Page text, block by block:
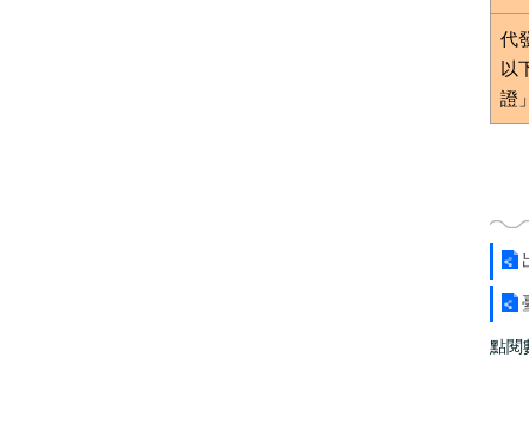
代
以
證」
點閱